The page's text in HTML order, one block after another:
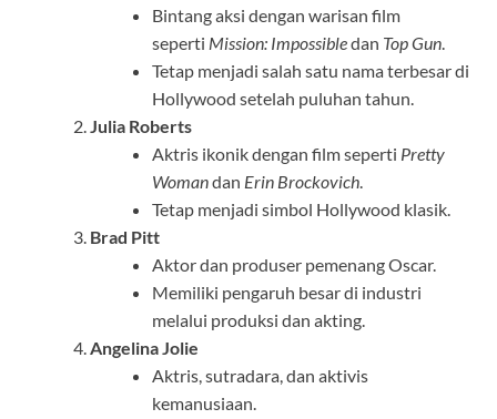
Bintang aksi dengan warisan film
seperti Mission: Impossibledan Top Gun.
Tetap menjadi salah satu nama terbesar di
Hollywood setelah puluhan tahun.
Julia Roberts
Aktris ikonik dengan film seperti Pretty
Womandan Erin Brockovich.
Tetap menjadi simbol Hollywood klasik.
Brad Pitt
Aktor dan produser pemenang Oscar.
Memiliki pengaruh besar di industri
melalui produksi dan akting.
Angelina Jolie
Aktris, sutradara, dan aktivis
kemanusiaan.